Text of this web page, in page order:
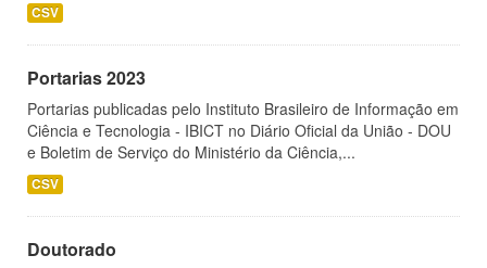
CSV
Portarias 2023
Portarias publicadas pelo Instituto Brasileiro de Informação em
Ciência e Tecnologia - IBICT no Diário Oficial da União - DOU
e Boletim de Serviço do Ministério da Ciência,...
CSV
Doutorado